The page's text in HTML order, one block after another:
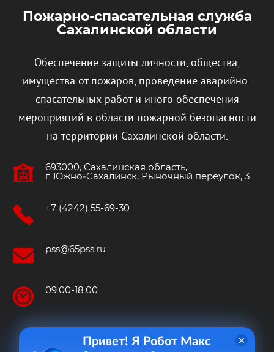
Пожарно-спасательная служба
Сахалинской области
Обеспечение защиты личности, общества,
имущества от пожаров, проведение аварийно-
спасательных работ и иного обеспечения
мероприятий в области пожарной безопасности
на территории Сахалинской области.
693000, Сахалинская область,
г. Южно‐Сахалинск, Рыночный переулок, 3
+7 (4242) 55-69-30
pss@65pss.ru
09.00-18.00
Привет! Я Робот Макс